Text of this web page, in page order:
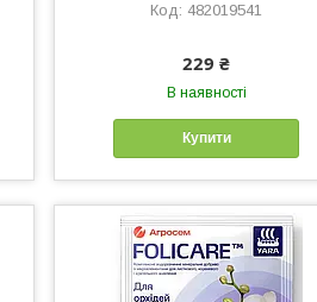
482019541
229 ₴
В наявності
Купити